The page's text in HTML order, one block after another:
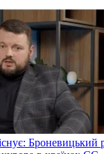
Броневицький